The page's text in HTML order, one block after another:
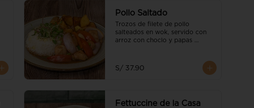
Pollo Saltado
Trozos de filete de pollo
salteados en wok, servido con
arroz con choclo y papas
S/ 37.90
Fettuccine de la Casa